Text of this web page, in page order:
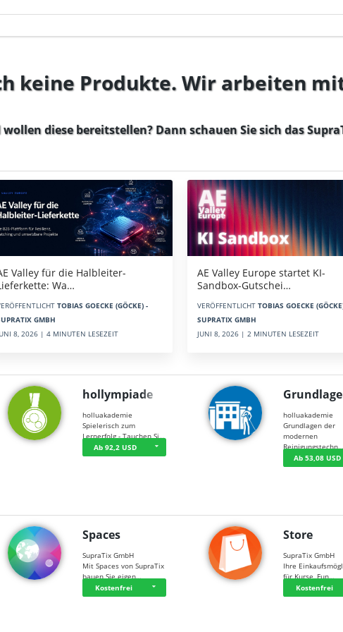
keine Produkte. Wir arbeiten
diese bereitstellen? Dann schauen Sie sich das
Valley für die Halbleiter-
Wa…
TOBIAS GOECKE (GÖCKE) -
GMBH
8, 2026 | 4 MINUTEN LESEZEIT
AE Valley Europe startet KI-
Sandbox-Gutschei…
VERÖFFENTLICHT TOBIAS GOECKE
SUPRATIX GMBH
JUNI 8, 2026 | 2 MINUTEN LESEZEIT
hollympiade
holluakademie
Spielerisch zum
Lernerfolg - Tauchen Si…
Ab 92,2 USD
holluakademie
Grundlagen der
modernen
Ab 53,08 USD
Spaces
SupraTix GmbH
Mit Spaces von SupraTix
bauen Sie eigen…
Kostenfrei
Store
SupraTix GmbH
Ihre
für Kurse, Fun…
Kostenfrei